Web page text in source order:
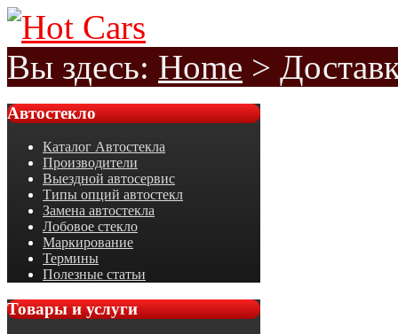
Вы здесь: Home >
Автостекло
Каталог Автостекла
Производители
Выездной автосервис
Типы опций автостекл
Замена автостекла
Лобовое стекло
Маркирование
Термины
Полезные статьи
Товарыи услуги